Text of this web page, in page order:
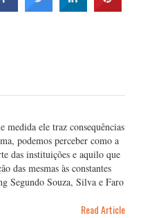
ele traz consequências
podemos perceber como a
das instituições e aquilo que
das mesmas às constantes
Segundo Souza, Silva e Faro
Read Article